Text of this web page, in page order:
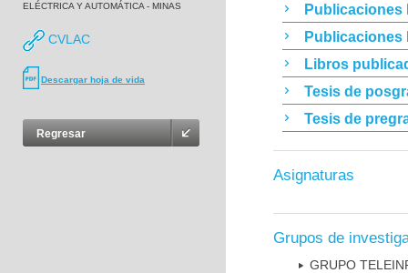
ELÉCTRICA Y AUTOMÁTICA - MINAS
CVLAC
Descargar hoja de vida
Regresar
Publicaciones
Publicaciones
Libros
Tesis de
Tesis de
Asignaturas
Grupos de
GRUPO